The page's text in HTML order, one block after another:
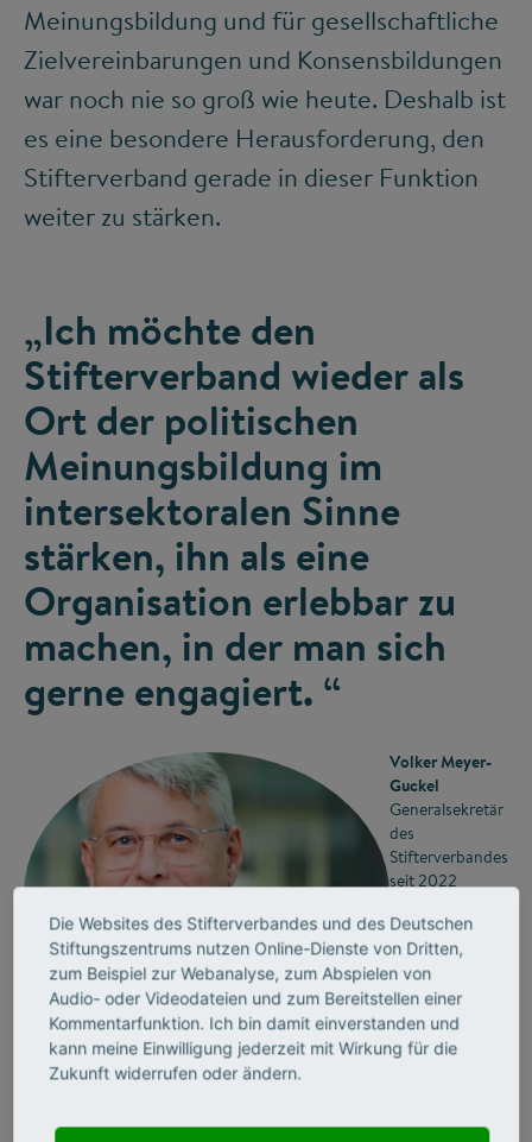
Meinungsbildung und für gesellschaftliche
Zielvereinbarungen und Konsensbildungen
war noch nie so groß wie heute. Deshalb ist
es eine besondere Herausforderung, den
Stifterverband gerade in dieser Funktion
weiter zu stärken.
„Ich möchte den
Stifterverband wieder als
Ort der politischen
Meinungsbildung im
intersektoralen Sinne
stärken, ihn als eine
Organisation erlebbar zu
machen, in der man sich
gerne engagiert. “
©
Volker Meyer-
Guckel
Generalsekretär
des
Stifterverbandes
seit 2022
Welche Möglichkeiten bieten Sie Ihren
mehr als 3.000 Mitgliedern konkret, um
gesellschaftlichen Wandel
Die Websites des Stifterverbandes und des Deutschen
Stiftungszentrums nutzen Online-Dienste von Dritten,
zum Beispiel zur Webanalyse, zum Abspielen von
Audio- oder Videodateien und zum Bereitstellen einer
Kommentarfunktion. Ich bin damit einverstanden und
kann meine Einwilligung jederzeit mit Wirkung für die
Zukunft widerrufen oder ändern.